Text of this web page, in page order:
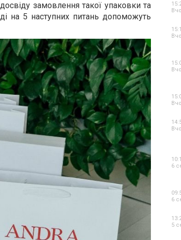
замовлення такої упаковки та
на 5 наступних питань допоможуть
6
6
5